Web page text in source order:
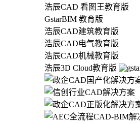
浩辰CAD 看图王教育版
GstarBIM 教育版
浩辰CAD建筑教育版
浩辰CAD电气教育版
浩辰CAD机械教育版
浩辰3D Cloud教育版